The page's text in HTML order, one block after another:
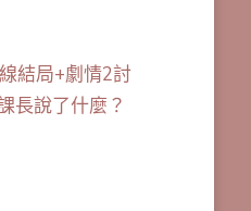
結局+劇情2討
長說了什麼？